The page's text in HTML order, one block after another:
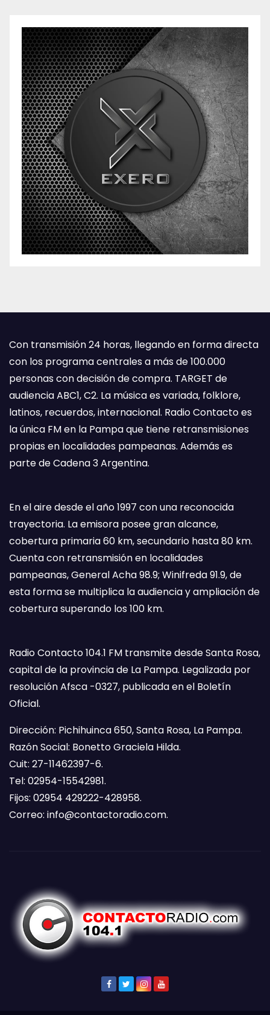
Con transmisión 24 horas, llegando en forma directa
con los programa centrales a más de 100.000
personas con decisión de compra. TARGET de
audiencia ABC1, C2. La música es variada, folklore,
latinos, recuerdos, internacional. Radio Contacto es
la única FM en la Pampa que tiene retransmisiones
propias en localidades pampeanas. Además es
parte de Cadena 3 Argentina.
En el aire desde el año 1997 con una reconocida
trayectoria. La emisora posee gran alcance,
cobertura primaria 60 km, secundario hasta 80 km.
Cuenta con retransmisión en localidades
pampeanas, General Acha 98.9; Winifreda 91.9, de
esta forma se multiplica la audiencia y ampliación de
cobertura superando los 100 km.
Radio Contacto 104.1 FM transmite desde Santa Rosa,
capital de la provincia de La Pampa. Legalizada por
resolución Afsca -0327, publicada en el Boletín
Oficial.
Dirección: Pichihuinca 650, Santa Rosa, La Pampa.
Razón Social: Bonetto Graciela Hilda.
Cuit: 27-11462397-6.
Tel: 02954-15542981.
Fijos: 02954 429222-428958.
Correo: info@contactoradio.com.